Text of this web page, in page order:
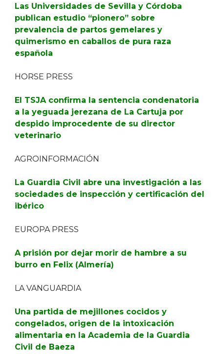
Las Universidades de Sevilla y Córdoba
publican estudio “pionero” sobre
prevalencia de partos gemelares y
quimerismo en caballos de pura raza
española
HORSE PRESS
El TSJA confirma la sentencia condenatoria
a la yeguada jerezana de La Cartuja por
despido improcedente de su director
veterinario
AGROINFORMACIÓN
La Guardia Civil abre una investigación a las
sociedades de inspección y certificación del
ibérico
EUROPA PRESS
A prisión por dejar morir de hambre a su
burro en Felix (Almería)
LA VANGUARDIA
Una partida de mejillones cocidos y
congelados, origen de la intoxicación
alimentaria en la Academia de la Guardia
Civil de Baeza